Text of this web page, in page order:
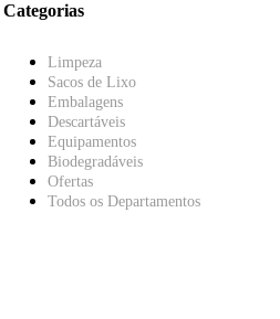
Categorias
Limpeza
Sacos de Lixo
Embalagens
Descartáveis
Equipamentos
Biodegradáveis
Ofertas
Todos os Departamentos